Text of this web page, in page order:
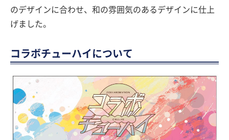
のデザインに合わせ、和の雰囲気のあるデザインに仕上
げました。
コラボチューハイについて